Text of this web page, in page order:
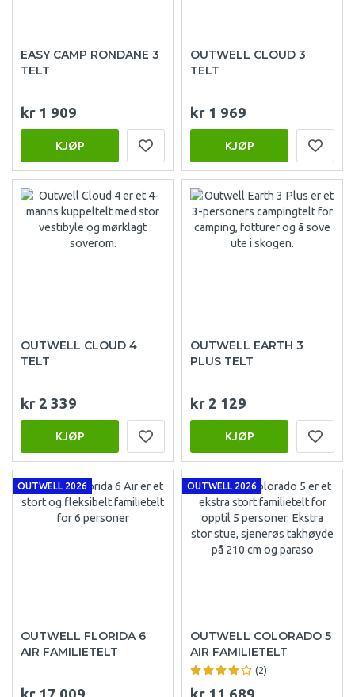
EASY CAMP RONDANE 3
TELT
kr 1 909
KJØP
OUTWELL CLOUD 3
TELT
kr 1 969
KJØP
OUTWELL CLOUD 4
TELT
kr 2 339
KJØP
OUTWELL EARTH 3
PLUS TELT
kr 2 129
KJØP
OUTWELL 2026
OUTWELL FLORIDA 6
AIR FAMILIETELT
OUTWELL 2026
OUTWELL COLORADO 5
AIR FAMILIETELT
(2)